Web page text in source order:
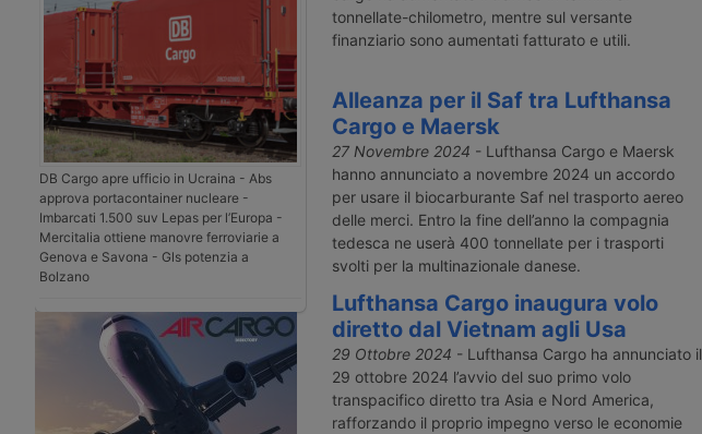
DB Cargo apre ufficio in Ucraina - Abs
approva portacontainer nucleare -
Imbarcati 1.500 suv Lepas per l’Europa -
Mercitalia ottiene manovre ferroviarie a
Genova e Savona - Gls potenzia a
Bolzano
tonnellate-chilometro, mentre sul versante
finanziario sono aumentati fatturato e utili.
Alleanza per il Saf tra Lufthansa
Cargo e Maersk
27 Novembre 2024 - Lufthansa Cargo e Maersk
hanno annunciato a novembre 2024 un accordo
per usare il biocarburante Saf nel trasporto aereo
delle merci. Entro la fine dell’anno la compagnia
tedesca ne userà 400 tonnellate per i trasporti
svolti per la multinazionale danese.
Lufthansa Cargo inaugura volo
diretto dal Vietnam agli Usa
29 Ottobre 2024 - Lufthansa Cargo ha annunciato il
29 ottobre 2024 l’avvio del suo primo volo
transpacifico diretto tra Asia e Nord America,
rafforzando il proprio impegno verso le economie